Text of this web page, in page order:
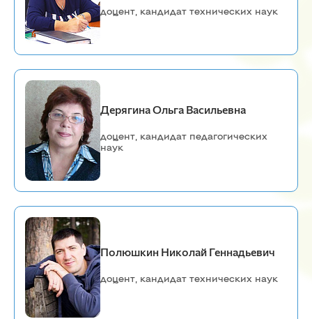
доцент, кандидат технических наук
Дерягина Ольга Васильевна
доцент, кандидат педагогических
наук
Полюшкин Николай Геннадьевич
доцент, кандидат технических наук